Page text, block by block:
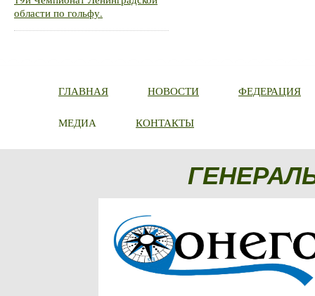
области по гольфу.
ГЛАВНАЯ НОВОСТИ ФЕДЕРАЦИЯ
МЕДИА КОНТАКТЫ